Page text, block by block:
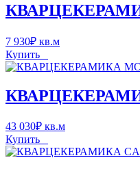
7 930₽ кв.м
Купить
43 030₽ кв.м
Купить